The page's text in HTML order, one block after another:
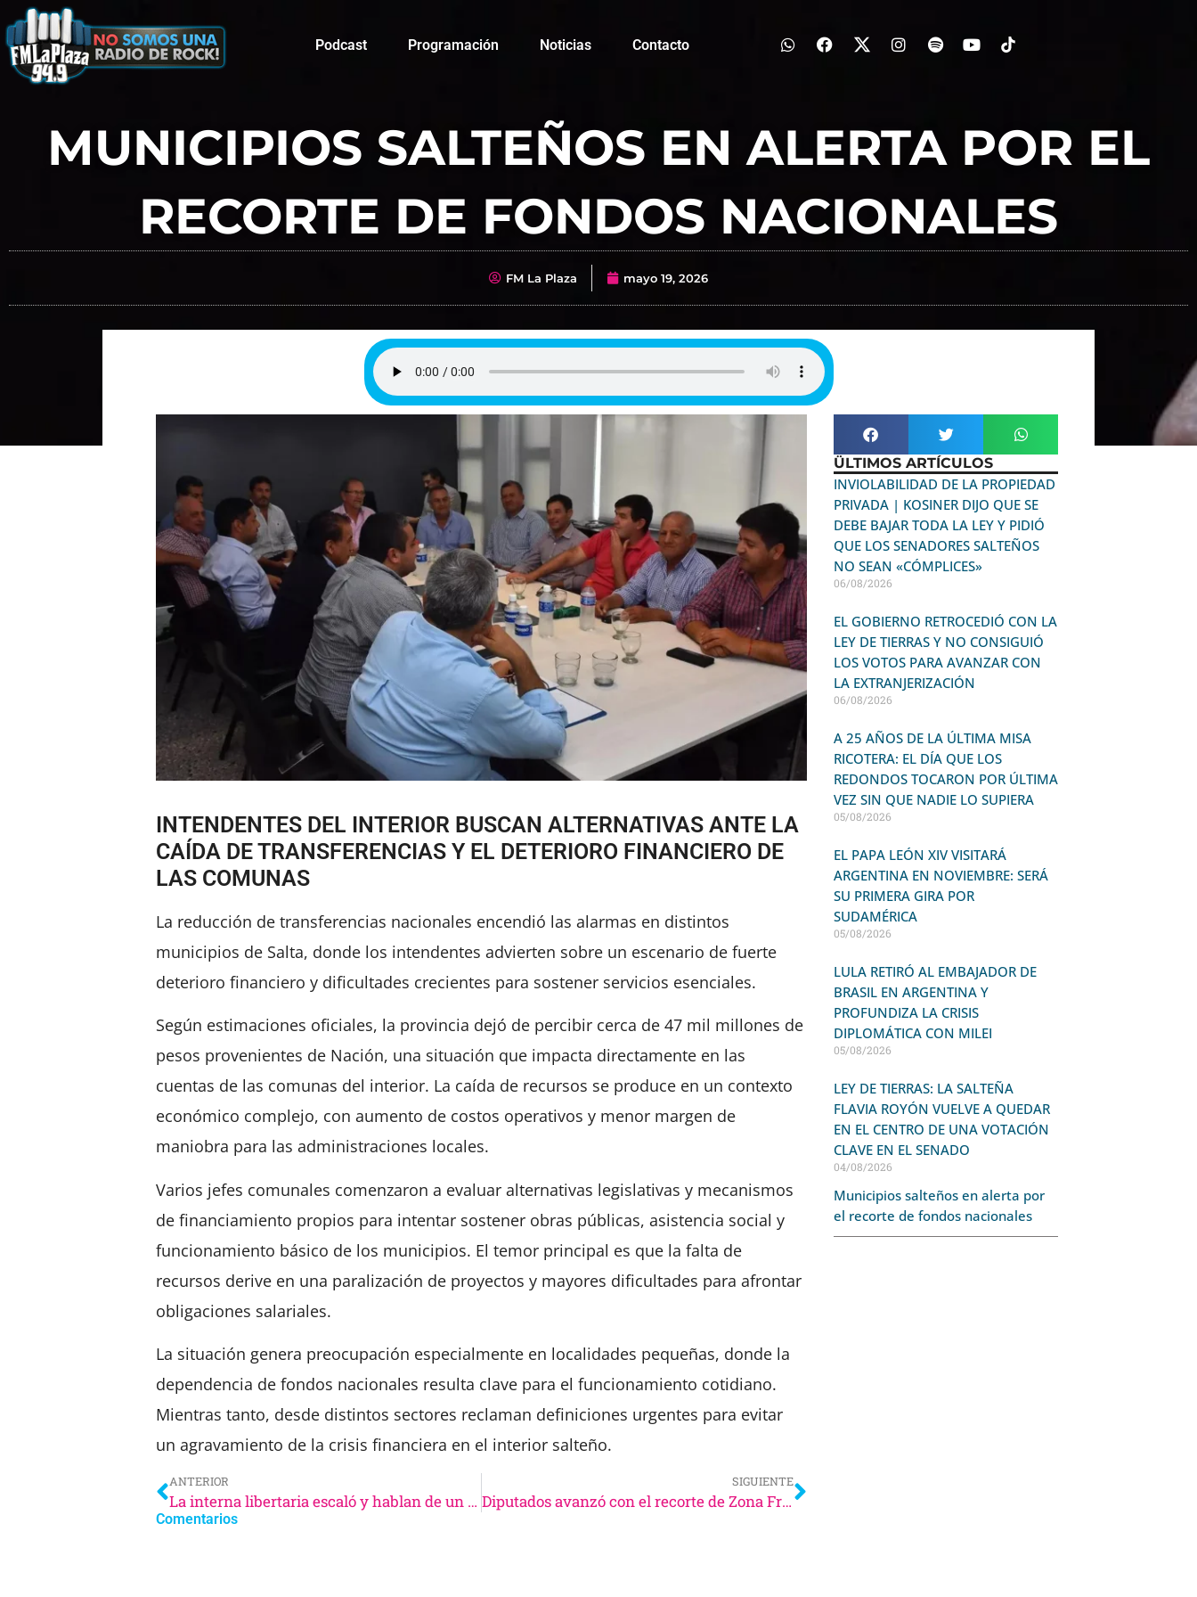
Podcast Programación Noticias Contacto
MUNICIPIOS SALTEÑOS EN ALERTA POR EL
RECORTE DE FONDOS NACIONALES
FM La Plaza mayo 19, 2026
INTENDENTES DEL INTERIOR BUSCAN ALTERNATIVAS ANTE LA
CAÍDA DE TRANSFERENCIAS Y EL DETERIORO FINANCIERO DE
LAS COMUNAS
La reducción de transferencias nacionales encendió las alarmas en distintos
municipios de Salta, donde los intendentes advierten sobre un escenario de fuerte
deterioro financiero y dificultades crecientes para sostener servicios esenciales.
Según estimaciones oficiales, la provincia dejó de percibir cerca de 47 mil millones de
pesos provenientes de Nación, una situación que impacta directamente en las
cuentas de las comunas del interior. La caída de recursos se produce en un contexto
económico complejo, con aumento de costos operativos y menor margen de
maniobra para las administraciones locales.
Varios jefes comunales comenzaron a evaluar alternativas legislativas y mecanismos
de financiamiento propios para intentar sostener obras públicas, asistencia social y
funcionamiento básico de los municipios. El temor principal es que la falta de
recursos derive en una paralización de proyectos y mayores dificultades para afrontar
obligaciones salariales.
La situación genera preocupación especialmente en localidades pequeñas, donde la
dependencia de fondos nacionales resulta clave para el funcionamiento cotidiano.
Mientras tanto, desde distintos sectores reclaman definiciones urgentes para evitar
un agravamiento de la crisis financiera en el interior salteño.
ANTERIOR
La interna libertaria escaló y hablan de un “bochorno insostenible”
SIGUIENTE
Diputados avanzó con el recorte de Zona Fría y crece la preocupación en Salta
Comentarios
ÜLTIMOS ARTÍCULOS
INVIOLABILIDAD DE LA PROPIEDAD
PRIVADA | KOSINER DIJO QUE SE
DEBE BAJAR TODA LA LEY Y PIDIÓ
QUE LOS SENADORES SALTEÑOS
NO SEAN «CÓMPLICES»
06/08/2026
EL GOBIERNO RETROCEDIÓ CON LA
LEY DE TIERRAS Y NO CONSIGUIÓ
LOS VOTOS PARA AVANZAR CON
LA EXTRANJERIZACIÓN
06/08/2026
A 25 AÑOS DE LA ÚLTIMA MISA
RICOTERA: EL DÍA QUE LOS
REDONDOS TOCARON POR ÚLTIMA
VEZ SIN QUE NADIE LO SUPIERA
05/08/2026
EL PAPA LEÓN XIV VISITARÁ
ARGENTINA EN NOVIEMBRE: SERÁ
SU PRIMERA GIRA POR
SUDAMÉRICA
05/08/2026
LULA RETIRÓ AL EMBAJADOR DE
BRASIL EN ARGENTINA Y
PROFUNDIZA LA CRISIS
DIPLOMÁTICA CON MILEI
05/08/2026
LEY DE TIERRAS: LA SALTEÑA
FLAVIA ROYÓN VUELVE A QUEDAR
EN EL CENTRO DE UNA VOTACIÓN
CLAVE EN EL SENADO
04/08/2026
Municipios salteños en alerta por
el recorte de fondos nacionales